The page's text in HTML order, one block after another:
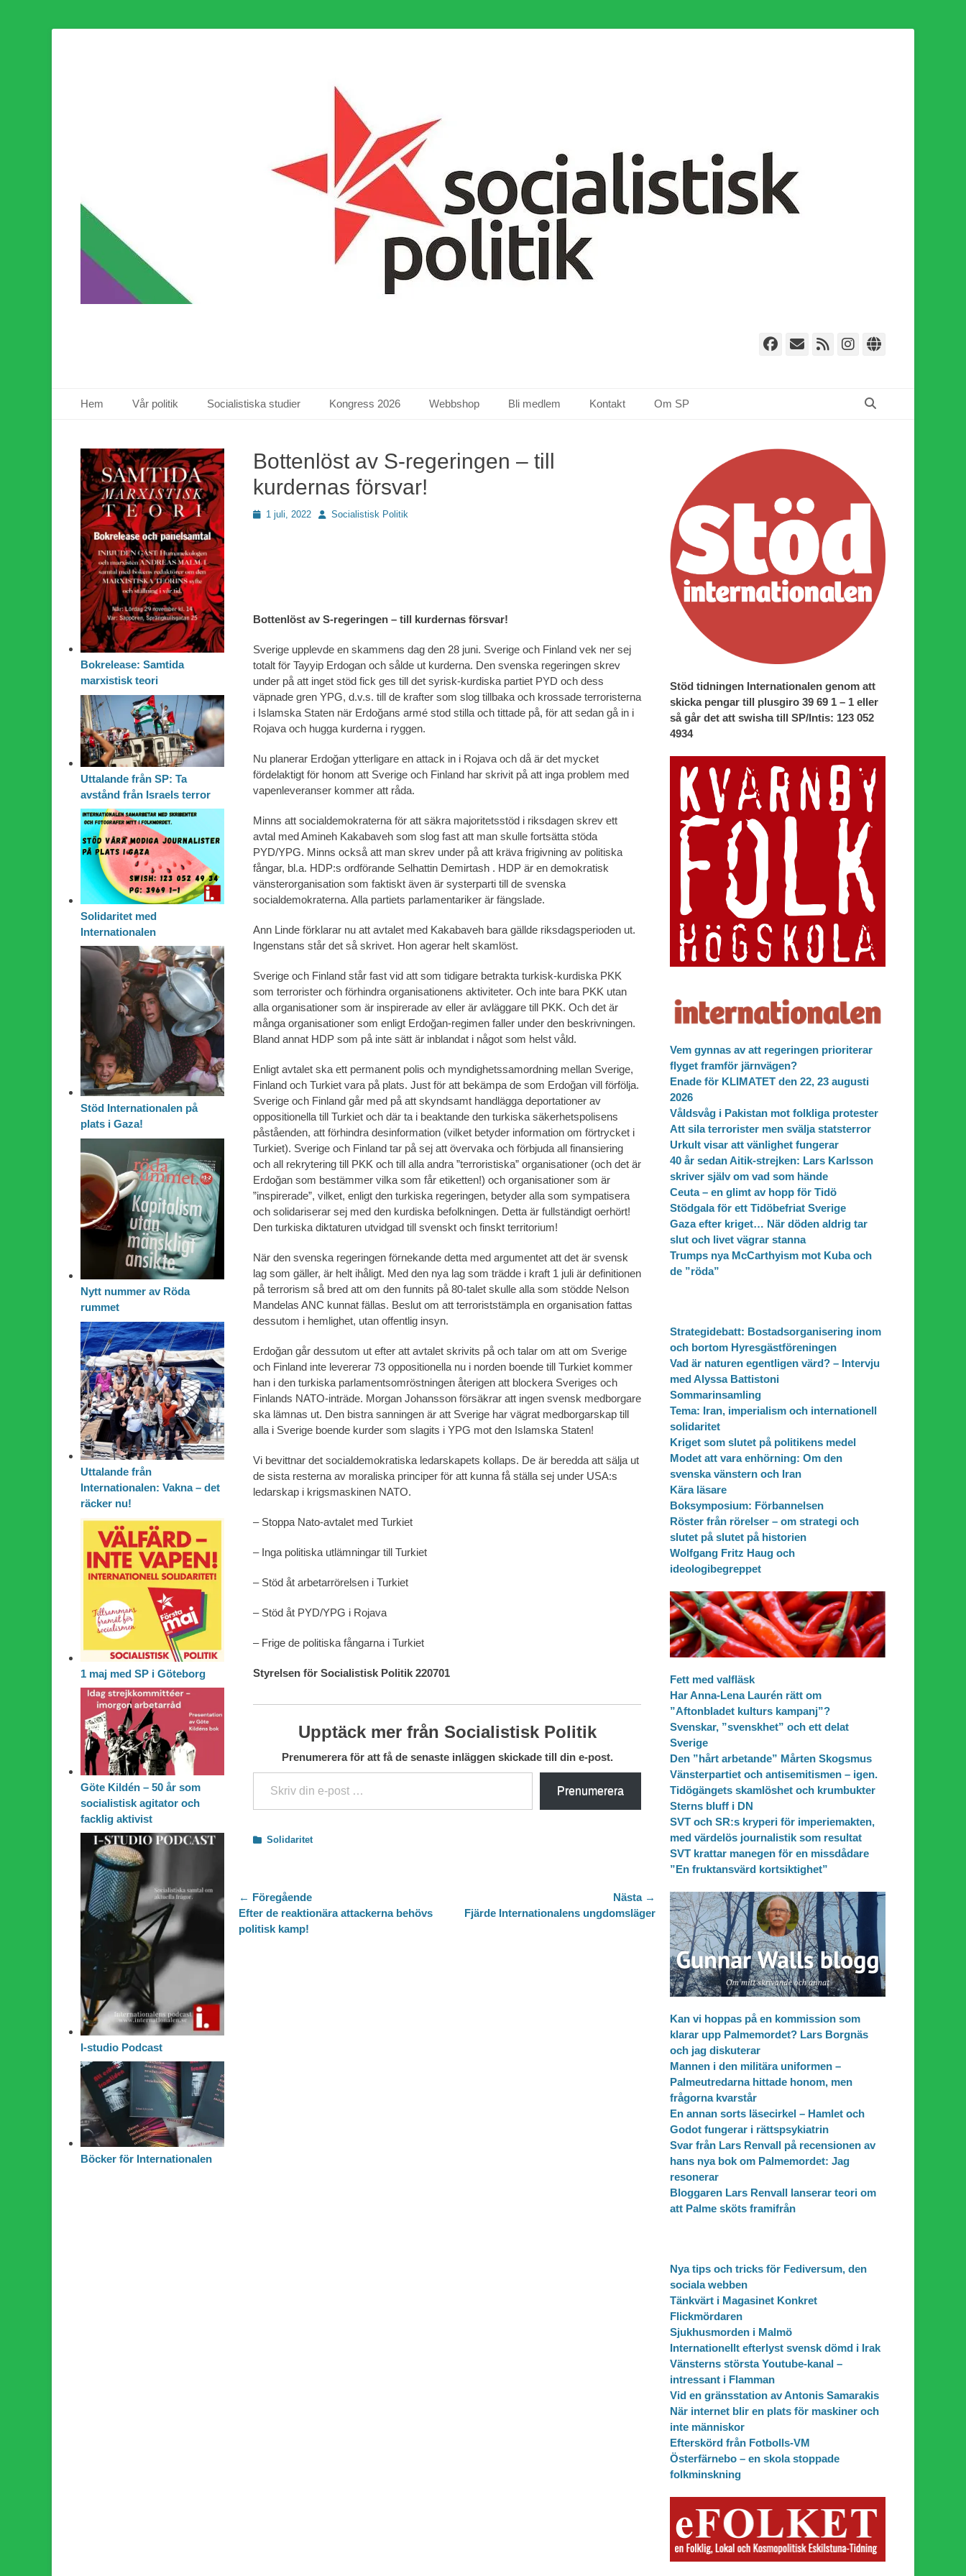
Facebook
E-
Webbflöde
Instagram
Primär meny
Hem Vår politik Socialistiska studier Kongress 2026 Webbshop Bli medlem Kontakt Om SP
Bottenlöst av S-regeringen – till
kurdernas försvar!
Publicerad
1 juli, 2022 Författare
Socialistisk Politik
Bottenlöst av S-regeringen – till kurdernas försvar!
Sverige upplevde en skammens dag den 28 juni. Sverige och Finland vek ner sej
totalt för Tayyip Erdogan och sålde ut kurderna. Den svenska regeringen skrev
under på att inget stöd fick ges till det syrisk-kurdiska partiet PYD och dess
väpnade gren YPG, d.v.s. till de krafter som slog tillbaka och krossade terroristerna
i Islamska Staten när Erdoğans armé stod stilla och tittade på, för att sedan gå in i
Rojava och hugga kurderna i ryggen.
Nu planerar Erdoğan ytterligare en attack in i Rojava och då är det mycket
fördelaktigt för honom att Sverige och Finland har skrivit på att inga problem med
vapenleveranser kommer att råda.
Minns att socialdemokraterna för att säkra majoritetsstöd i riksdagen skrev ett
avtal med Amineh Kakabaveh som slog fast att man skulle fortsätta stöda
PYD/YPG. Minns också att man skrev under på att kräva frigivning av politiska
fångar, bl.a. HDP:s ordförande Selhattin Demirtash . HDP är en demokratisk
vänsterorganisation som faktiskt även är systerparti till de svenska
socialdemokraterna. Alla partiets parlamentariker är fängslade.
Ann Linde förklarar nu att avtalet med Kakabaveh bara gällde riksdagsperioden ut.
Ingenstans står det så skrivet. Hon agerar helt skamlöst.
Sverige och Finland står fast vid att som tidigare betrakta turkisk-kurdiska PKK
som terrorister och förhindra organisationens aktiviteter. Och inte bara PKK utan
alla organisationer som är inspirerade av eller är avläggare till PKK. Och det är
många organisationer som enligt Erdoğan-regimen faller under den beskrivningen.
Bland annat HDP som på inte sätt är inblandat i något som helst våld.
Enligt avtalet ska ett permanent polis och myndighetssamordning mellan Sverige,
Finland och Turkiet vara på plats. Just för att bekämpa de som Erdoğan vill förfölja.
Sverige och Finland går med på att skyndsamt handlägga deportationer av
oppositionella till Turkiet och där ta i beaktande den turkiska säkerhetspolisens
påståenden, att förhindra desinformation (vilket betyder information om förtrycket i
Turkiet). Sverige och Finland tar på sej att övervaka och förbjuda all finansiering
och all rekrytering till PKK och till alla andra ”terroristiska” organisationer (och det är
Erdoğan som bestämmer vilka som får etiketten!) och organisationer som är
”inspirerade”, vilket, enligt den turkiska regeringen, betyder alla som sympatisera
och solidariserar sej med den kurdiska befolkningen. Detta är fullständigt oerhört!
Den turkiska diktaturen utvidgad till svenskt och finskt territorium!
När den svenska regeringen förnekande detta med argumentet att det är svensk
lag som gäller, är helt ihåligt. Med den nya lag som trädde i kraft 1 juli är definitionen
på terrorism så bred att om den funnits på 80-talet skulle alla som stödde Nelson
Mandelas ANC kunnat fällas. Beslut om att terroriststämpla en organisation fattas
dessutom i hemlighet, utan offentlig insyn.
Erdoğan går dessutom ut efter att avtalet skrivits på och talar om att om Sverige
och Finland inte levererar 73 oppositionella nu i norden boende till Turkiet kommer
han i den turkiska parlamentsomröstningen återigen att blockera Sveriges och
Finlands NATO-inträde. Morgan Johansson försäkrar att ingen svensk medborgare
ska lämnas ut. Den bistra sanningen är att Sverige har vägrat medborgarskap till
alla i Sverige boende kurder som slagits i YPG mot den Islamska Staten!
Vi bevittnar det socialdemokratiska ledarskapets kollaps. De är beredda att sälja ut
de sista resterna av moraliska principer för att kunna få ställa sej under USA:s
ledarskap i krigsmaskinen NATO.
– Stoppa Nato-avtalet med Turkiet
– Inga politiska utlämningar till Turkiet
– Stöd åt arbetarrörelsen i Turkiet
– Stöd åt PYD/YPG i Rojava
– Frige de politiska fångarna i Turkiet
Styrelsen för Socialistisk Politik 220701
Upptäck mer från Socialistisk Politik
Prenumerera för att få de senaste inläggen skickade till din e-post.
Skriv din e-post …
Prenumerera
Kategorier
Solidaritet
Inläggsnavigering
← Föregående
Föregående
inlägg:
Efter de reaktionära attackerna behövs
politisk kamp!
Nästa →
NästaFjärde Internationalens ungdomsläger
Stöd tidningen Internationalen genom att
skicka pengar till plusgiro 39 69 1 – 1 eller
så går det att swisha till SP/Intis: 123 052
4934
Vem gynnas av att regeringen prioriterar
flyget framför järnvägen?
Enade för KLIMATET den 22, 23 augusti
2026
Våldsvåg i Pakistan mot folkliga protester
Att sila terrorister men svälja statsterror
Urkult visar att vänlighet fungerar
40 år sedan Aitik-strejken: Lars Karlsson
skriver själv om vad som hände
Ceuta – en glimt av hopp för Tidö
Stödgala för ett Tidöbefriat Sverige
Gaza efter kriget… När döden aldrig tar
slut och livet vägrar stanna
Trumps nya McCarthyism mot Kuba och
de ”röda”
Strategidebatt: Bostadsorganisering inom
och bortom Hyresgästföreningen
Vad är naturen egentligen värd? – Intervju
med Alyssa Battistoni
Sommarinsamling
Tema: Iran, imperialism och internationell
solidaritet
Kriget som slutet på politikens medel
Modet att vara enhörning: Om den
svenska vänstern och Iran
Kära läsare
Boksymposium: Förbannelsen
Röster från rörelser – om strategi och
slutet på slutet på historien
Wolfgang Fritz Haug och
ideologibegreppet
Fett med valfläsk
Har Anna-Lena Laurén rätt om
”Aftonbladet kulturs kampanj”?
Svenskar, ”svenskhet” och ett delat
Sverige
Den ”hårt arbetande” Mårten Skogsmus
Vänsterpartiet och antisemitismen – igen.
Tidögängets skamlöshet och krumbukter
Sterns bluff i DN
SVT och SR:s kryperi för imperiemakten,
med värdelös journalistik som resultat
SVT krattar manegen för en missdådare
”En fruktansvärd kortsiktighet”
Kan vi hoppas på en kommission som
klarar upp Palmemordet? Lars Borgnäs
och jag diskuterar
Mannen i den militära uniformen –
Palmeutredarna hittade honom, men
frågorna kvarstår
En annan sorts läsecirkel – Hamlet och
Godot fungerar i rättspsykiatrin
Svar från Lars Renvall på recensionen av
hans nya bok om Palmemordet: Jag
resonerar
Bloggaren Lars Renvall lanserar teori om
att Palme sköts framifrån
Nya tips och tricks för Fediversum, den
sociala webben
Tänkvärt i Magasinet Konkret
Flickmördaren
Sjukhusmorden i Malmö
Internationellt efterlyst svensk dömd i Irak
Vänsterns största Youtube-kanal –
intressant i Flamman
Vid en gränsstation av Antonis Samarakis
När internet blir en plats för maskiner och
inte människor
Efterskörd från Fotbolls-VM
Österfärnebo – en skola stoppade
folkminskning
Bokrelease: Samtida
marxistisk teori
Uttalande från SP: Ta
avstånd från Israels terror
Solidaritet med
Internationalen
Stöd Internationalen på
plats i Gaza!
Nytt nummer av Röda
rummet
Uttalande från
Internationalen: Vakna – det
räcker nu!
1 maj med SP i Göteborg
Göte Kildén – 50 år som
socialistisk agitator och
facklig aktivist
I-studio Podcast
Böcker för Internationalen